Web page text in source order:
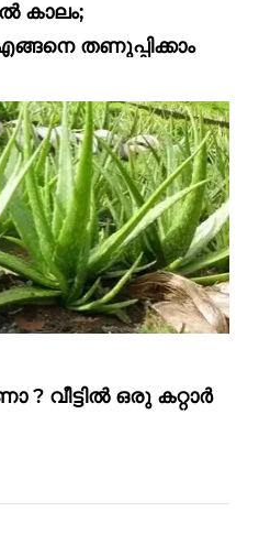
കാലം;
തണുപ്പിക്കാം
വീട്ടിൽ ഒരു കറ്റാർ